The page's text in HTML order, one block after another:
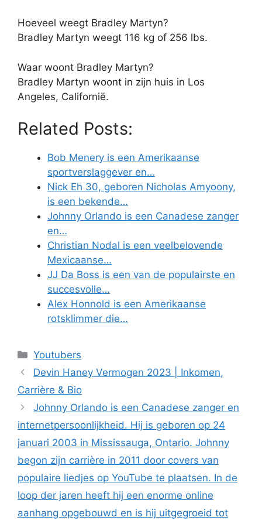
Hoeveel weegt Bradley Martyn?
Bradley Martyn weegt 116 kg of 256 lbs.
Waar woont Bradley Martyn?
Bradley Martyn woont in zijn huis in Los
Angeles, Californië.
Related Posts:
Bob Menery is een Amerikaanse
sportverslaggever en…
Nick Eh 30, geboren Nicholas Amyoony,
is een bekende…
Johnny Orlando is een Canadese zanger
en…
Christian Nodal is een veelbelovende
Mexicaanse…
JJ Da Boss is een van de populairste en
succesvolle…
Alex Honnold is een Amerikaanse
rotsklimmer die…
Categories
Youtubers
Devin Haney Vermogen 2023 | Inkomen,
Carrière & Bio
Johnny Orlando is een Canadese zanger en
internetpersoonlijkheid. Hij is geboren op 24
januari 2003 in Mississauga, Ontario. Johnny
begon zijn carrière in 2011 door covers van
populaire liedjes op YouTube te plaatsen. In de
loop der jaren heeft hij een enorme online
aanhang opgebouwd en is hij uitgegroeid tot